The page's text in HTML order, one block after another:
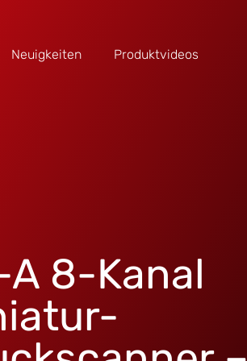
Neuigkeiten Produktvideos
8-Kanal